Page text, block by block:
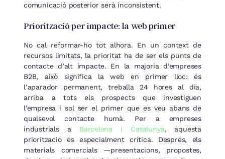
comunicació posterior serà inconsistent.
Priorització per impacte: la web primer
No cal reformar-ho tot alhora. En un context de
recursos limitats, la prioritat ha de ser els punts de
contacte d’alt impacte. En la majoria d’empreses
B2B, això significa la web en primer lloc: és
l’aparador permanent, treballa 24 hores al dia,
arriba a tots els prospects que investiguen
l’empresa i sol ser el primer que es veu abans de
qualsevol contacte humà. Per a empreses
industrials a Barcelona i Catalunya, aquesta
priorització és especialment crítica. Després, els
materials comercials —presentacions, propostes,